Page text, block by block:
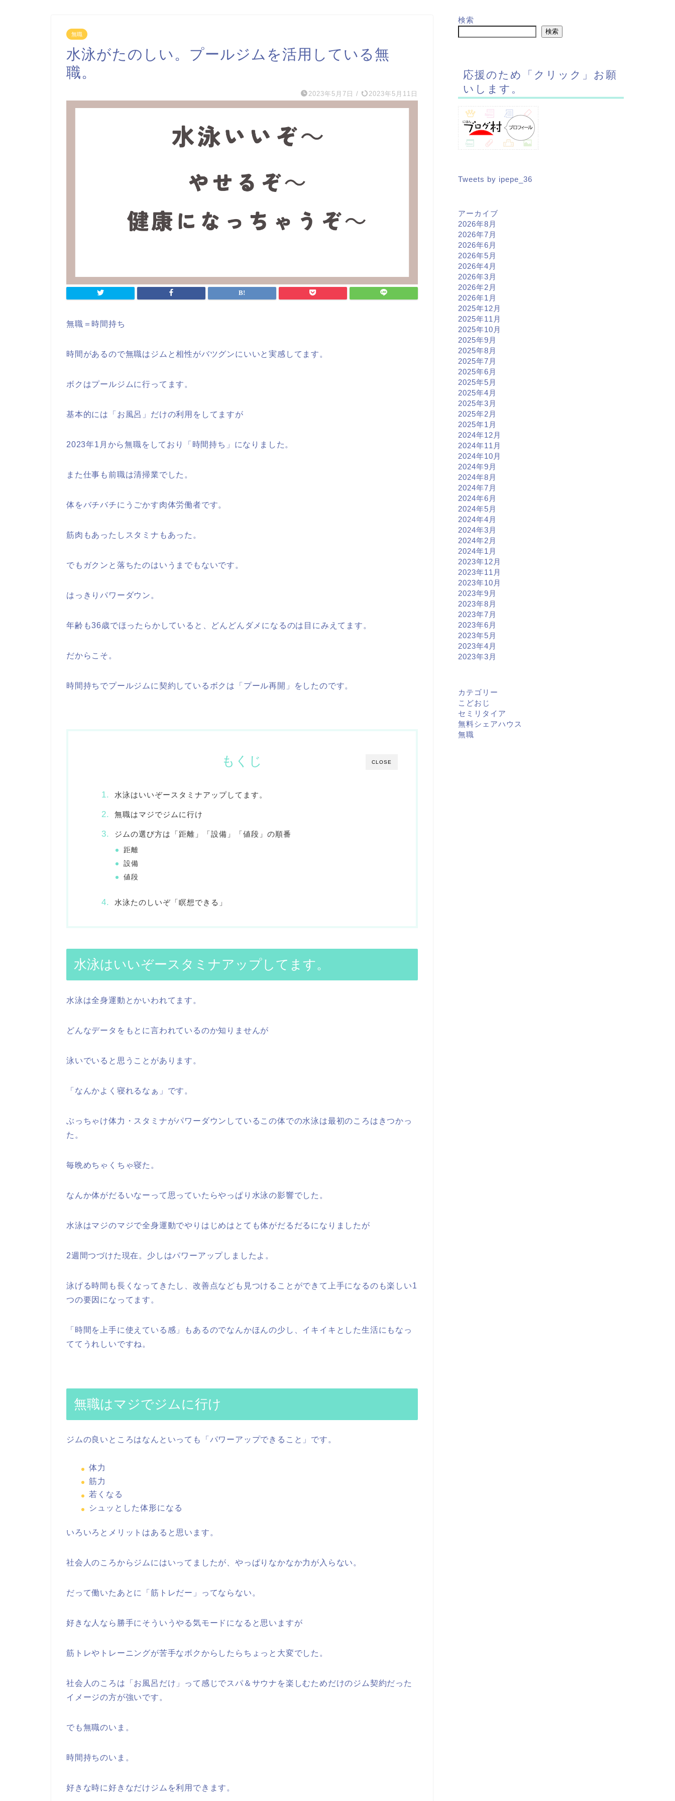
無職
水泳がたのしい。プールジムを活用している無
職。
2023年5月7日 / 2023年5月11日
無職＝時間持ち
時間があるので無職はジムと相性がバツグンにいいと実感してます。
ボクはプールジムに行ってます。
基本的には「お風呂」だけの利用をしてますが
2023年1月から無職をしており「時間持ち」になりました。
また仕事も前職は清掃業でした。
体をバチバチにうごかす肉体労働者です。
筋肉もあったしスタミナもあった。
でもガクンと落ちたのはいうまでもないです。
はっきりパワーダウン。
年齢も36歳でほったらかしていると、どんどんダメになるのは目にみえてます。
だからこそ。
時間持ちでプールジムに契約しているボクは「プール再開」をしたのです。
CLOSE
もくじ
水泳はいいぞースタミナアップしてます。
無職はマジでジムに行け
ジムの選び方は「距離」「設備」「値段」の順番
距離
設備
値段
水泳たのしいぞ「瞑想できる」
水泳はいいぞースタミナアップしてます。
水泳は全身運動とかいわれてます。
どんなデータをもとに言われているのか知りませんが
泳いでいると思うことがあります。
「なんかよく寝れるなぁ」です。
ぶっちゃけ体力・スタミナがパワーダウンしているこの体での水泳は最初のころはきつかっ
た。
毎晩めちゃくちゃ寝た。
なんか体がだるいなーって思っていたらやっぱり水泳の影響でした。
水泳はマジのマジで全身運動でやりはじめはとても体がだるだるになりましたが
2週間つづけた現在。少しはパワーアップしましたよ。
泳げる時間も長くなってきたし、改善点なども見つけることができて上手になるのも楽しい1
つの要因になってます。
「時間を上手に使えている感」もあるのでなんかほんの少し、イキイキとした生活にもなっ
ててうれしいですね。
無職はマジでジムに行け
ジムの良いところはなんといっても「パワーアップできること」です。
体力
筋力
若くなる
シュッとした体形になる
いろいろとメリットはあると思います。
社会人のころからジムにはいってましたが、やっぱりなかなか力が入らない。
だって働いたあとに「筋トレだー」ってならない。
好きな人なら勝手にそういうやる気モードになると思いますが
筋トレやトレーニングが苦手なボクからしたらちょっと大変でした。
社会人のころは「お風呂だけ」って感じでスパ＆サウナを楽しむためだけのジム契約だった
イメージの方が強いです。
でも無職のいま。
時間持ちのいま。
好きな時に好きなだけジムを利用できます。
検索
検索
応援のため「クリック」お願
いします。
Tweets by ipepe_36
アーカイブ
2026年8月
2026年7月
2026年6月
2026年5月
2026年4月
2026年3月
2026年2月
2026年1月
2025年12月
2025年11月
2025年10月
2025年9月
2025年8月
2025年7月
2025年6月
2025年5月
2025年4月
2025年3月
2025年2月
2025年1月
2024年12月
2024年11月
2024年10月
2024年9月
2024年8月
2024年7月
2024年6月
2024年5月
2024年4月
2024年3月
2024年2月
2024年1月
2023年12月
2023年11月
2023年10月
2023年9月
2023年8月
2023年7月
2023年6月
2023年5月
2023年4月
2023年3月
カテゴリー
こどおじ
セミリタイア
無料シェアハウス
無職